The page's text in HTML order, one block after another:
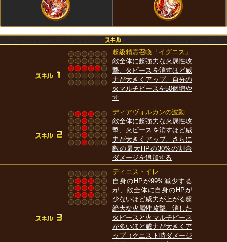
超級精霊召喚「イグニス」
敵全体に超強力な火属性攻
撃、火ピースを消すほど威
力が大きくアップ、自分の
火マルチピースを50個増や
す
ディアヴォルカンの波動
敵全体に超強力な火属性攻
撃、火ピースを消すほど威
力が大きくアップ、さらに
敵の最大HPの30%の割合
ダメージを追加する
ディエス・イレ
自身のHPが99%減少する
が、敵全体に自身のHPが
少ないほど威力が上がる超
絶大な火属性攻撃、消した
火ピースと火マルチピース
が多いほど威力が大きくア
ップ（クエスト時ダメージ